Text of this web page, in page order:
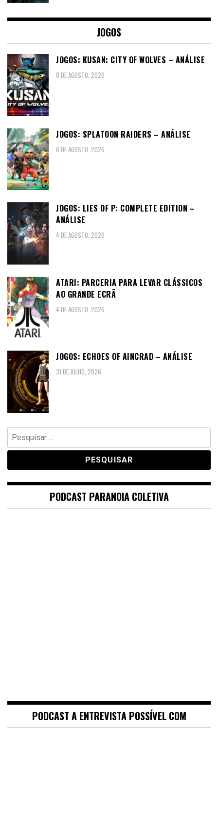
JOGOS
JOGOS: KUSAN: CITY OF WOLVES – ANÁLISE
8 DE AGOSTO, 2026
JOGOS: SPLATOON RAIDERS – ANÁLISE
6 DE AGOSTO, 2026
JOGOS: LIES OF P: COMPLETE EDITION –
ANÁLISE
4 DE AGOSTO, 2026
ATARI: PARCERIA PARA LEVAR CLÁSSICOS
AO GRANDE ECRÃ
4 DE AGOSTO, 2026
JOGOS: ECHOES OF AINCRAD – ANÁLISE
31 DE JULHO, 2026
Pesquisar
por:
PODCAST PARANOIA COLETIVA
PODCAST A ENTREVISTA POSSÍVEL COM